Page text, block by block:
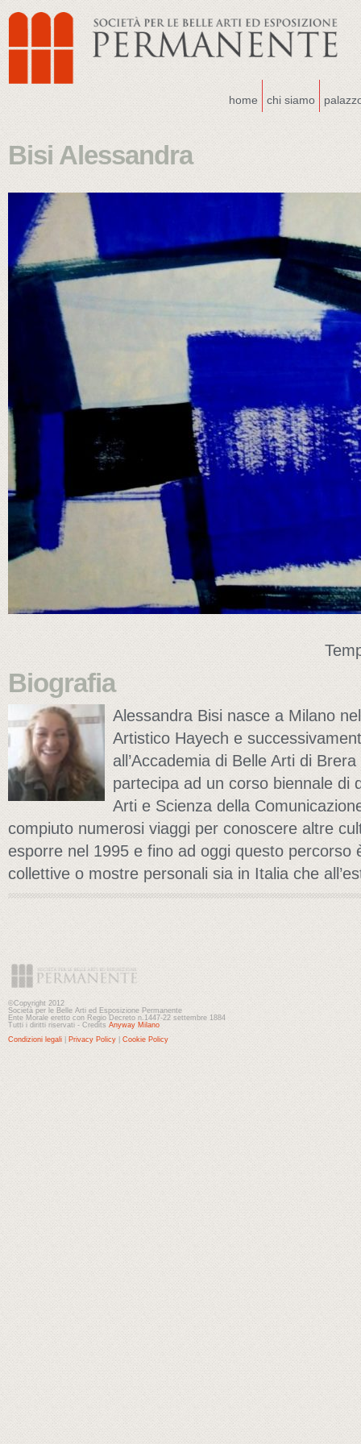
home chi siamo
Bisi Alessandra
Biografia
Alessandra Bisi nasce a Milano
Artistico Hayech e
all’Accademia di Belle Arti di
partecipa ad un corso biennale di
Arti e Scienza della
compiuto numerosi viaggi per conoscere altre
esporre nel 1995 e fino ad oggi questo percorso
collettive o mostre personali sia in Italia che
©Copyright 2012
Società per le Belle Arti ed Esposizione Permanente
Ente Morale eretto con Regio Decreto n.1447-22 settembre 1884
Tutti i diritti riservati - Credits Anyway Milano
Condizioni legali
Privacy Policy Cookie Policy